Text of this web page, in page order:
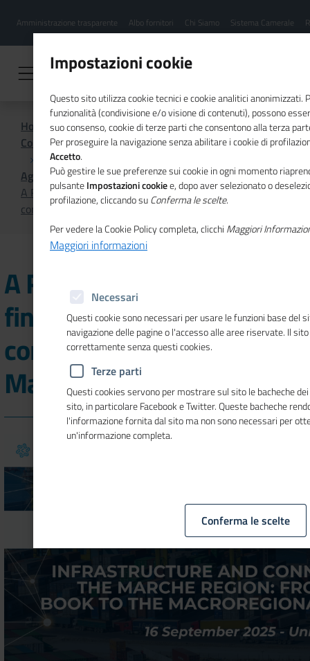
contenuto
Menu
hamburgher
Amministrazione trasparente Albo fornitori Chi Siamo Sistema Camerale
Home
Comunicazione istituzionale per il sistema camerale
Agenda
A Roma la conferenza finale “Infrastrutture e
connettività per le Marche”
A Roma la conferenza
finale “Infrastrutture e
connettività per le
Marche”
Impostazioni cookie
Questo sito utilizza cookie tecnici e cookie analitici anonimizzati.
funzionalità (condivisione e/o visione di contenuti), possono
suo consenso, cookie di terze parti che consentono alla terza
Per proseguire la navigazione senza abilitare i cookie di
Accetto.
Può gestire le sue preferenze sui cookie in ogni momento
pulsanteImpostazioni cookiee, dopo aver selezionato o
profilazione, cliccando suConferma le scelte.
Per vedere la Cookie Policy completa, clicchi Maggiori
Maggiori informazioni
Necessari
Questi cookie sono necessari per usare le funzioni base del
navigazione delle pagine o l'accesso alle aree riservate. Il
correttamente senza questi cookies.
Terze parti
Questi cookies servono per mostrare sul sito le bacheche
sito, in particolare Facebook e Twitter. Queste bacheche
l'informazione fornita dal sito ma non sono necessari per
un'informazione completa.
Conferma le scelte